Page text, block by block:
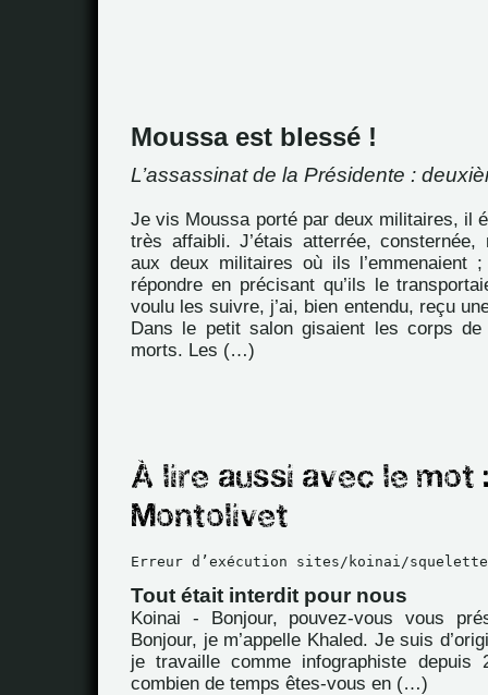
Moussa est blessé !
L’assassinat de la Présidente :
Je vis Moussa porté par deux militaires, il
très affaibli. J’étais atterrée, consternée,
aux deux militaires où ils l’emmenaient
répondre en précisant qu’ils le
voulu les suivre, j’ai, bien entendu, reçu
Dans le petit salon gisaient les corps
morts. Les (…)
Erreur d’exécution sites/koinai/
Tout était interdit pour nous
Koinai - Bonjour, pouvez-vous vous
Bonjour, je m’appelle Khaled. Je suis
je travaille comme infographiste depuis
combien de temps êtes-vous en (…)